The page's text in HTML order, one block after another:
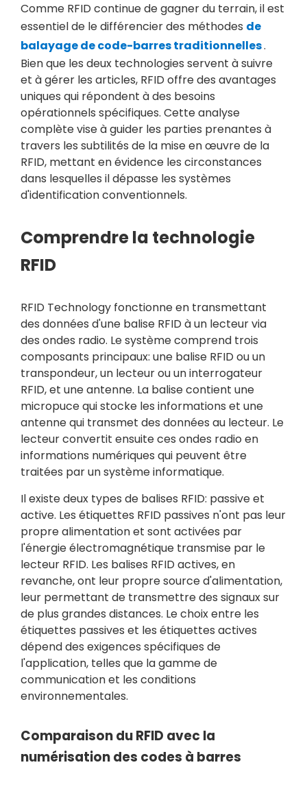
Comme RFID continue de gagner du terrain, il est
essentiel de le différencier des méthodes de
balayage de code-barres traditionnelles.
Bien que les deux technologies servent à suivre
et à gérer les articles, RFID offre des avantages
uniques qui répondent à des besoins
opérationnels spécifiques. Cette analyse
complète vise à guider les parties prenantes à
travers les subtilités de la mise en œuvre de la
RFID, mettant en évidence les circonstances
dans lesquelles il dépasse les systèmes
d'identification conventionnels.
Comprendre la technologie
RFID
RFID Technology fonctionne en transmettant
des données d'une balise RFID à un lecteur via
des ondes radio. Le système comprend trois
composants principaux: une balise RFID ou un
transpondeur, un lecteur ou un interrogateur
RFID, et une antenne. La balise contient une
micropuce qui stocke les informations et une
antenne qui transmet des données au lecteur. Le
lecteur convertit ensuite ces ondes radio en
informations numériques qui peuvent être
traitées par un système informatique.
Il existe deux types de balises RFID: passive et
active. Les étiquettes RFID passives n'ont pas leur
propre alimentation et sont activées par
l'énergie électromagnétique transmise par le
lecteur RFID. Les balises RFID actives, en
revanche, ont leur propre source d'alimentation,
leur permettant de transmettre des signaux sur
de plus grandes distances. Le choix entre les
étiquettes passives et les étiquettes actives
dépend des exigences spécifiques de
l'application, telles que la gamme de
communication et les conditions
environnementales.
Comparaison du RFID avec la
numérisation des codes à barres